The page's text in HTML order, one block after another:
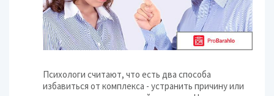
Психологи считают, что есть два способа
избавиться от комплекса - устранить причину или